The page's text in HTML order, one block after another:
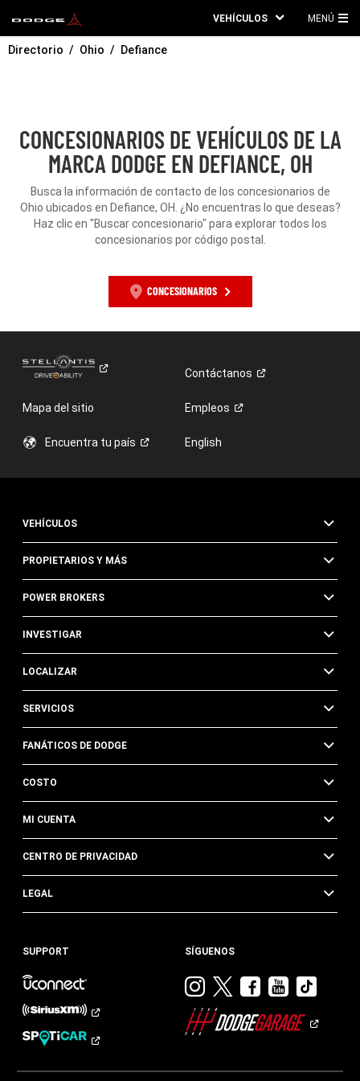
VEHÍCULOS MENÚ
Directorio Ohio Defiance
CONCESIONARIOS DE VEHÍCULOS DE LA
MARCA DODGE EN DEFIANCE, OH
Busca la información de contacto de los concesionarios de
Ohio ubicados en Defiance, OH. ¿No encuentras lo que deseas?
Haz clic en "Buscar concesionario" para explorar todos los
concesionarios por código postal.
CONCESIONARIOS
Contáctanos
Mapa del sitio Empleos
Encuentra tu país English
VEHÍCULOS
PROPIETARIOS Y MÁS
POWER BROKERS
INVESTIGAR
LOCALIZAR
SERVICIOS
FANÁTICOS DE DODGE
COSTO
MI CUENTA
CENTRO DE PRIVACIDAD
LEGAL
SUPPORT SÍGUENOS
Visitar
Dodge
en
Visitar
en
Visitar
en
Visitar
en en